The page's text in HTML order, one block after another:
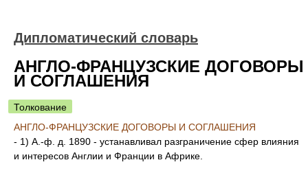
Дипломатический словарь
АНГЛО-ФРАНЦУЗСКИЕ ДОГОВОРЫ
И СОГЛАШЕНИЯ
Толкование
АНГЛО-ФРАНЦУЗСКИЕ ДОГОВОРЫ И СОГЛАШЕНИЯ
- 1) А.-ф. д. 1890 - устанавливал разграничение сфер влияния
и интересов Англии и Франции в Африке.